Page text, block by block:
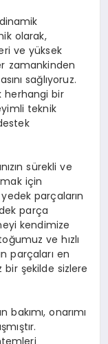
olarak,
ve yüksek
zamankinden
sağlıyoruz.
herhangi bir
teknik
sürekli ve
için
parçaların
parça
kendimize
ve hızlı
parçaları en
şekilde sizlere
bakımı, onarımı